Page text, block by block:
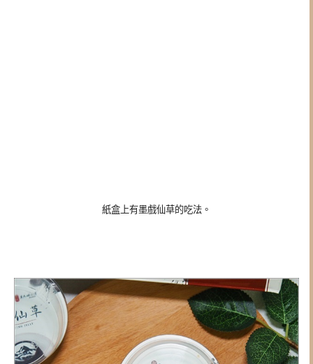
紙盒上有墨戲仙草的吃法。